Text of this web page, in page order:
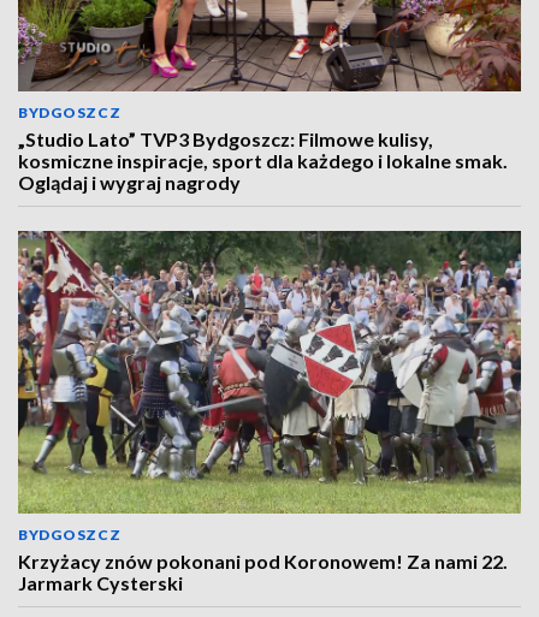
BYDGOSZCZ
„Studio Lato” TVP3 Bydgoszcz: Filmowe kulisy,
kosmiczne inspiracje, sport dla każdego i lokalne smak.
Oglądaj i wygraj nagrody
BYDGOSZCZ
Krzyżacy znów pokonani pod Koronowem! Za nami 22.
Jarmark Cysterski